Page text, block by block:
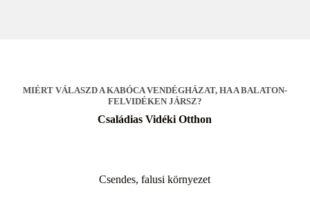
MIÉRT VÁLASZD A KABÓCA VENDÉGHÁZAT, HA A BALATON-
FELVIDÉKEN JÁRSZ?
Családias Vidéki Otthon
Csendes, falusi környezet